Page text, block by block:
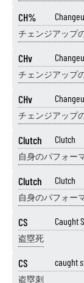
CH%
チェンジアップ
CHv
チェンジアップ
CHv
チェンジアップ
Clutch Clutch
自身のパフォー
Clutch Clutch
自身のパフォー
CS Caught
盗塁死
CS caught
盗塁刺